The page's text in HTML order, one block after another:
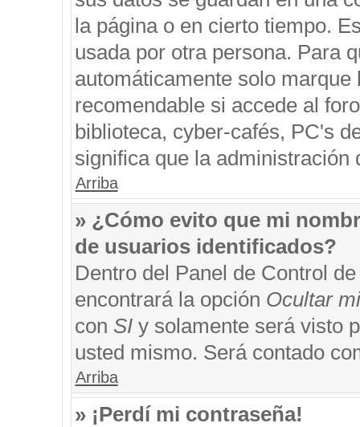
la página o en cierto tiempo.
usada por otra persona. Para
automáticamente solo
recomendable si accede al
biblioteca, cyber-cafés, PC's
significa que la administración
Arriba
» ¿Cómo evito que mi
de usuarios identificados?
Dentro del Panel de Control
encontrará la opción Ocultar
con SIy solamente será visto
usted mismo. Será contado
Arriba
» ¡Perdí mi contraseña!